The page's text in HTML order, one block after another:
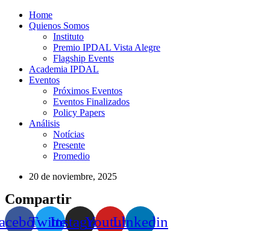
Home
Quienos Somos
Instituto
Premio IPDAL Vista Alegre
Flagship Events
Academia IPDAL
Eventos
Próximos Eventos
Eventos Finalizados
Policy Papers
Análisis
Notícias
Presente
Promedio
20 de noviembre, 2025
Compartir
TwitterInstagramYoutubeLinkedin